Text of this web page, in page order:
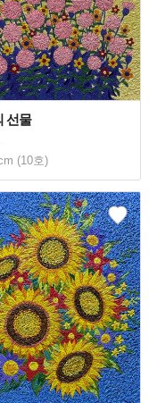
선물
(10호)